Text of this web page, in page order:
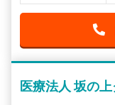
医療法人 坂の